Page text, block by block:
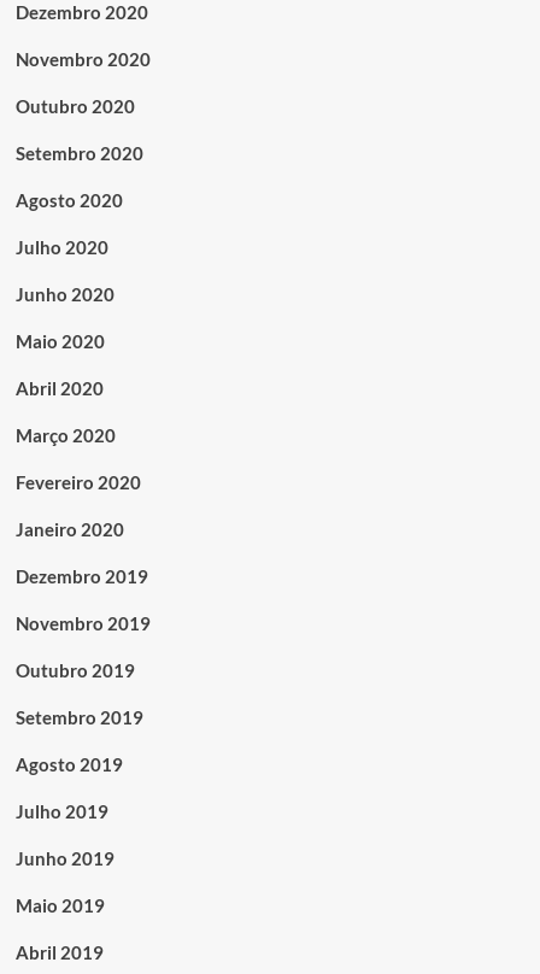
Dezembro 2020
Novembro 2020
Outubro 2020
Setembro 2020
Agosto 2020
Julho 2020
Junho 2020
Maio 2020
Abril 2020
Março 2020
Fevereiro 2020
Janeiro 2020
Dezembro 2019
Novembro 2019
Outubro 2019
Setembro 2019
Agosto 2019
Julho 2019
Junho 2019
Maio 2019
Abril 2019